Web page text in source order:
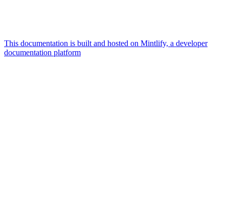
This documentation is built and hosted on Mintlify, a developer
documentation platform